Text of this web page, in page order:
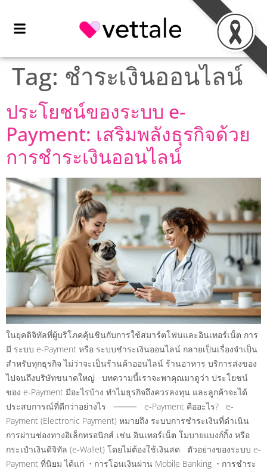
Tag: ชำระเงินออนไลน์
ประโยชน์ของระบบ e-
Payment: เสริมพลังธุรกิจด้วย
การชำระเงินออนไลน์
ในยุคดิจิทัลที่ผู้บริโภคคุ้นชินกับการใช้สมาร์ตโฟนและอินเทอร์เน็ต การ
มี ระบบ e-Payment หรือ ระบบชำระเงินออนไลน์ กลายเป็นเรื่องจำเป็น
สำหรับทุกธุรกิจ ไม่ว่าจะเป็นร้านค้าออนไลน์ ร้านอาหาร บริการส่งของ
ไปจนถึงบริษัทขนาดใหญ่ บทความนี้เราจะพาคุณมาดูว่า ประโยชน์
ของ e-Payment มีอะไรบ้าง ทำไมธุรกิจถึงควรลงทุน และลูกค้าจะได้
ประสบการณ์ที่ดีกว่าอย่างไร ⸻ e-Payment คืออะไร? e-
Payment (Electronic Payment) หมายถึง ระบบการชำระเงินที่ดำเนิน
การผ่านช่องทางอิเล็กทรอนิกส์ เช่น อินเทอร์เน็ต โมบายแบงก์กิ้ง หรือ
กระเป๋าเงินดิจิทัล (e-Wallet) โดยไม่ต้องใช้เงินสด ตัวอย่างของระบบ e-
Payment ที่นิยม ได้แก่ • การโอนเงินผ่าน Mobile Banking • การชำระ